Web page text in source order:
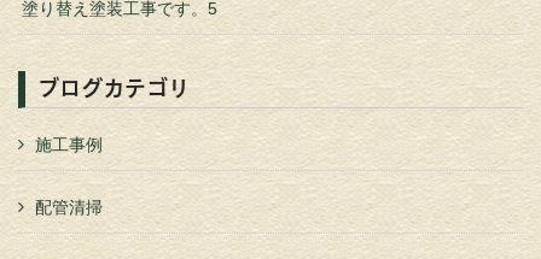
塗り替え塗装工事です。5
ブログカテゴリ
施工事例
配管清掃